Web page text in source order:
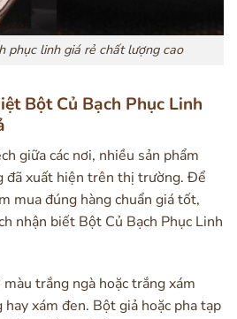
phục linh giá rẻ chất lượng cao
Bột Củ Bạch Phục Linh
giữa các nơi, nhiều sản phẩm
đã xuất hiện trên thị trường. Để
mua đúng hàng chuẩn giá tốt,
nhận biết Bột Củ Bạch Phục Linh
trắng ngà hoặc trắng xám
hay xám đen. Bột giả hoặc pha tạp